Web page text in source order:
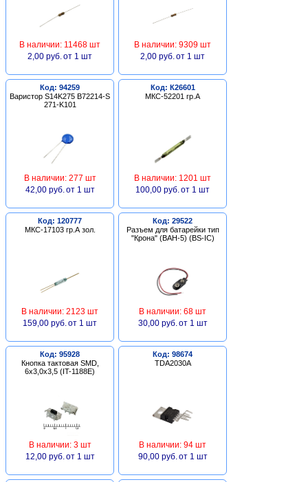
В наличии: 11468 шт
2,00 руб. от 1 шт
В наличии: 9309 шт
2,00 руб. от 1 шт
Код: 94259
Варистор S14K275 B72214-S
271-K101
В наличии: 277 шт
42,00 руб. от 1 шт
Код: К26601
МКС-52201 гр.А
В наличии: 1201 шт
100,00 руб. от 1 шт
Код: 120777
МКС-17103 гр.А зол.
В наличии: 2123 шт
159,00 руб. от 1 шт
Код: 29522
Разъем для батарейки тип
"Крона" (BAH-5) (BS-IC)
В наличии: 68 шт
30,00 руб. от 1 шт
Код: 95928
Кнопка тактовая SMD,
6х3,0х3,5 (IT-1188E)
В наличии: 3 шт
12,00 руб. от 1 шт
Код: 98674
TDA2030A
В наличии: 94 шт
90,00 руб. от 1 шт